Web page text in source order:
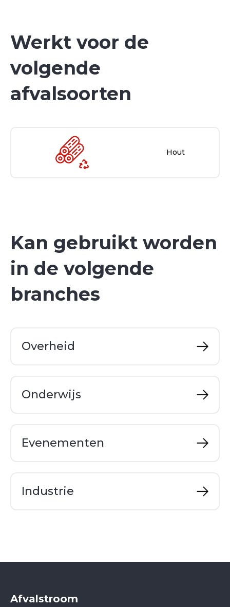
Werkt voor de
volgende
afvalsoorten
Hout
Kan gebruikt worden
in de volgende
branches
Overheid
Onderwijs
Evenementen
Industrie
Afvalstroom